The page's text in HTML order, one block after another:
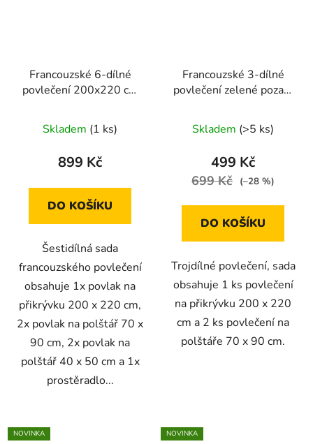
Francouzské 6-dílné
povlečení 200x220 cm
listů)
Skladem (1 ks)
899 Kč
DO KOŠÍKU
Šestidílná sada
francouzského povlečení
obsahuje 1x povlak na
přikrývku 200 x 220 cm,
2x povlak na polštář 70 x
90 cm, 2x povlak na
polštář 40 x 50 cm a 1x
prostěradlo...
Francouzské 3-dílné
povlečení zelené pozadí
Skladem (>5 ks)
499 Kč
699 Kč (–28 %)
DO KOŠÍKU
Trojdílné povlečení, sada
obsahuje 1 ks povlečení
na přikrývku 200 x 220
cm a 2 ks povlečení na
polštáře 70 x 90 cm.
NOVINKA NOVINKA